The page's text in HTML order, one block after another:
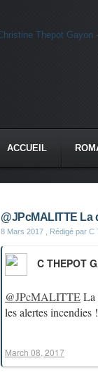
ACCUEIL
@JPcMALITTE La
8 Mars 2017 , Rédigé par C
@JPcMALITTELa
les alertes incendies
C THEPOT
March 08, 2017